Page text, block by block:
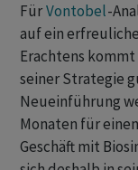
FürVontobel-
auf ein
Erachtens
seiner Strategie
Neueinführung
Monaten für
Geschäft mit